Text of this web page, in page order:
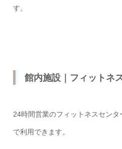
す。
館内施設｜フィットネ
24時間営業のフィットネスセン
で利用できます。